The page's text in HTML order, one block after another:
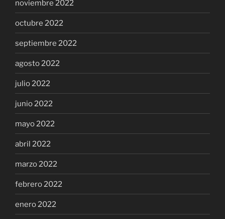
noviembre 2022
octubre 2022
septiembre 2022
agosto 2022
julio 2022
junio 2022
mayo 2022
abril 2022
marzo 2022
febrero 2022
enero 2022